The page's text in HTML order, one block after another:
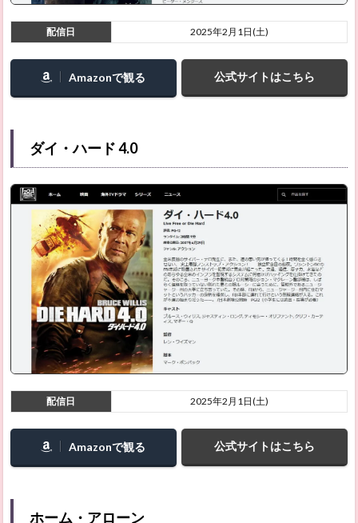
2.21
枝梅安
枝梅安
2
2.23
オオカ
ミ狩り
2.24
告白、
あるい
は完璧
な弁護
2.25
俺の過
ち：ロ
ンドン
編（原
題：My
／イギ
名もな
配信日 2025年2月1日(土)
Amazonで観る 公式サイトはこちら
ダイ・ハード 4.0
配信日 2025年2月1日(土)
Amazonで観る 公式サイトはこちら
ホーム・アローン